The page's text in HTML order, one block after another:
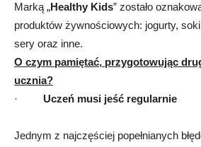
Marką „Healthy Kids” zostało
produktów żywnościowych: jogurty,
sery oraz inne.
O czym pamiętać, przygotowując
ucznia?
·
Uczeń musi jeść regularnie
Jednym z najczęściej popełnianych